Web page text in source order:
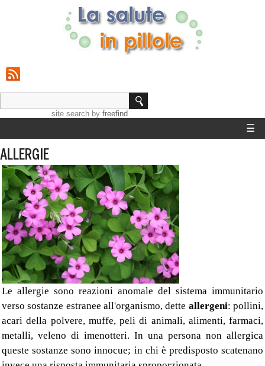
site search by freefind
☰
STRUMENTI
GUIDE SALUTE
CALCOLO PESO IDEALE
ALLERGIE
Le allergie sono reazioni anomale del sistema immunitario
verso sostanze estranee all'organismo, dette allergeni: pollini,
acari della polvere, muffe, peli di animali, alimenti, farmaci,
metalli, veleno di imenotteri. In una persona non allergica
queste sostanze sono innocue; in chi è predisposto scatenano